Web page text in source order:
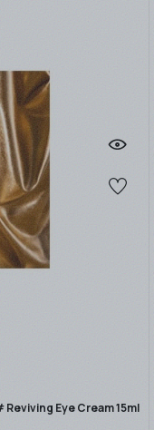
Eye Cream 15ml